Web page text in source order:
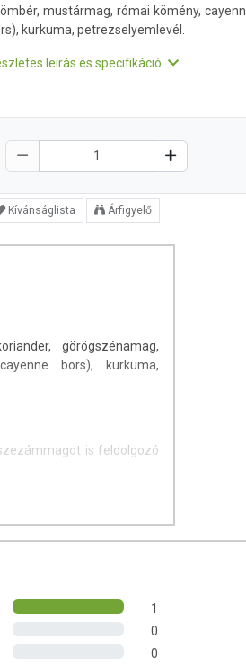
mustármag, római kömény,
kurkuma, petrezselyemlevél.
leírás és specifikáció
Kívánságlista Árfigyelő
görögszénamag,
bors), kurkuma,
is feldolgozó
1
0
0